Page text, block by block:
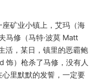
矿业小镇上，艾玛（海
马修（马特·波莫 Matt
活，某日，镇里的恶霸鲍
饰）枪杀了马修，没有人
里默默的发誓，一定要